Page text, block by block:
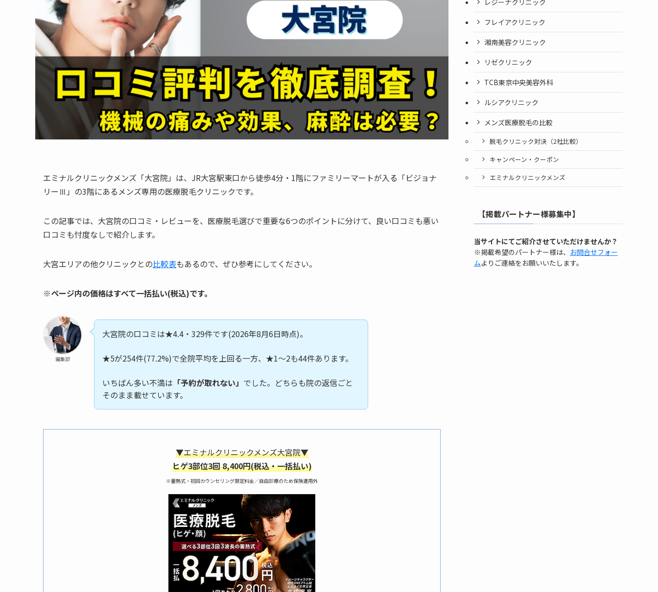
エミナルクリニックメンズ「大宮院」は、JR大宮駅東口から徒歩4分・1階にファミリーマートが入る「ビジョナ
リーⅢ」の3階にあるメンズ専用の医療脱毛クリニックです。
この記事では、大宮院の口コミ・レビューを、医療脱毛選びで重要な6つのポイントに分けて、良い口コミも悪い
口コミも忖度なしで紹介します。
大宮エリアの他クリニックとの比較表もあるので、ぜひ参考にしてください。
※ページ内の価格はすべて一括払い(税込)です。
編集部
大宮院の口コミは★4.4・329件です(2026年8月6日時点)。
★5が254件(77.2%)で全院平均を上回る一方、★1〜2も44件あります。
いちばん多い不満は 「予約が取れない」 でした。どちらも院の返信ごと
そのまま載せています。
▼エミナルクリニックメンズ大宮院▼
ヒゲ3部位3回 8,400円(税込・一括払い)
※蓄熱式・初回カウンセリング限定料金／自由診療のため保険適用外
フレイアクリニック
湘南美容クリニック
リゼクリニック
TCB東京中央美容外科
ルシアクリニック
メンズ医療脱毛の比較
脱毛クリニック対決（2社比較）
キャンペーン・クーポン
エミナルクリニックメンズ
【掲載パートナー様募集中】
当サイトにてご紹介させていただけませんか？
※掲載希望のパートナー様は、 お問合せフォー
ムよりご連絡をお願いいたします。